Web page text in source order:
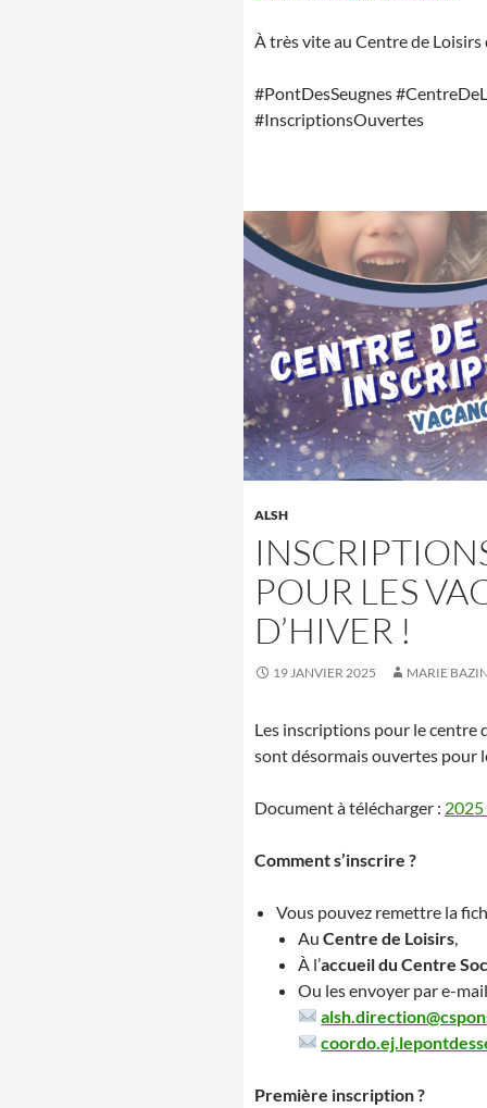
À très vite au Centre de Loisirs
#PontDesSeugnes
#InscriptionsOuvertes
ALSH
POUR LES
D’HIVER !
19 JANVIER 2025 MARIE
Les inscriptions pour le centre
sont désormais ouvertes pour
Document à télécharger : 2025
Comment s’inscrire ?
Vous pouvez remettre la
Au Centre de Loisirs
À l’accueil du Centre
Ou les envoyer par e-
Première inscription ?